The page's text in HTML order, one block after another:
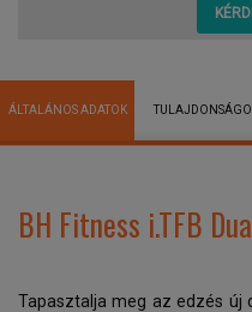
ÁLTALÁNOS ADATOK
BH Fitness i.TFB
Tapasztalja meg az edzés új